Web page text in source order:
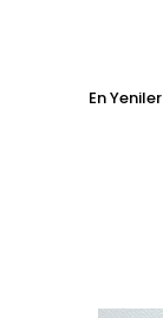
En Yeniler